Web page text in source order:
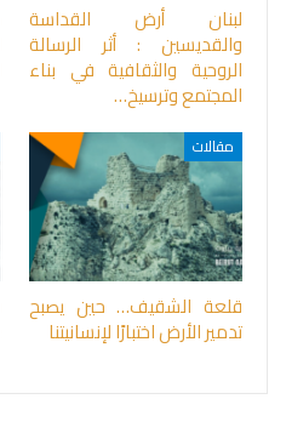
لبنان أرض القداسة
والقديسين : أثر الرسالة
الروحية والثقافية في بناء
المجتمع وترسيخ…
مقالات
قلعة الشقيف… حين يصبح
تدمير الأرض اختبارًا لإنسانيتنا